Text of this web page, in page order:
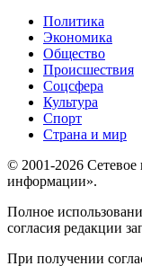
Политика
Экономика
Общество
Происшествия
Соцсфера
Культура
Спорт
Страна и мир
© 2001-2026 Сетевое
информации».
Полное
согласия редакции
При получении